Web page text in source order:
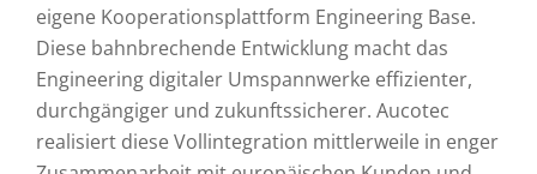
eigene Kooperationsplattform Engineering Base.
Diese bahnbrechende Entwicklung macht das
Engineering digitaler Umspannwerke effizienter,
durchgängiger und zukunftssicherer. Aucotec
realisiert diese Vollintegration mittlerweile in enger